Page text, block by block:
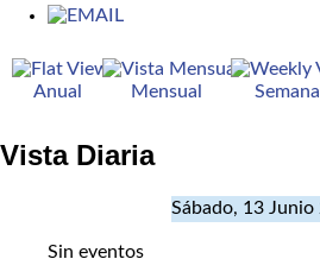
Anual Mensual Semanal
Vista Diaria
Sábado, 13 Junio
Sin eventos